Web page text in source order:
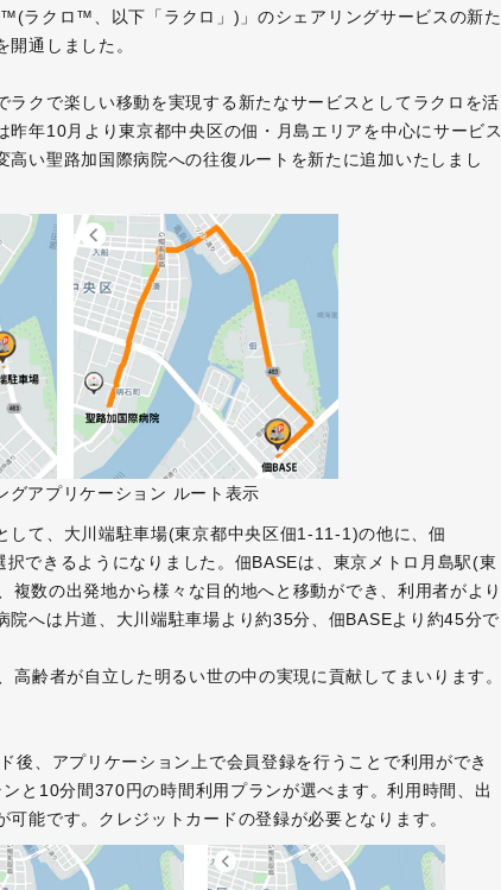
ラクロ™、以下「ラクロ」)」のシェアリングサービスの新た
通しました。
クで楽しい移動を実現する新たなサービスとしてラクロを活
年10月より東京都中央区の佃・月島エリアを中心にサービス
い聖路加国際病院への往復ルートを新たに追加いたしまし
グアプリケーション ルート表示
して、大川端駐車場(東京都中央区佃1-11-1)の他に、佃
できるようになりました。佃BASEは、東京メトロ月島駅(東
数の出発地から様々な目的地へと移動ができ、利用者がより
へは片道、大川端駐車場より約35分、佃BASEより約45分で
齢者が自立した明るい世の中の実現に貢献してまいります。
後、アプリケーション上で会員登録を行うことで利用ができ
と10分間370円の時間利用プランが選べます。利用時間、出
能です。クレジットカードの登録が必要となります。